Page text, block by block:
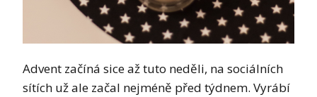
Advent začíná sice až tuto neděli, na sociálních
sítích už ale začal nejméně před týdnem. Vyrábí